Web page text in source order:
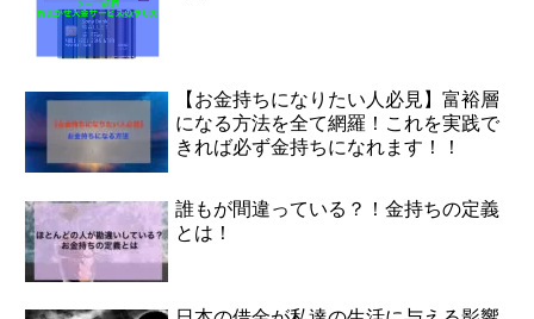
【お金持ちになりたい人必見】富裕層
になる方法を全て網羅！これを実践で
きれば必ず金持ちになれます！！
誰もが間違っている？！金持ちの定義
とは！